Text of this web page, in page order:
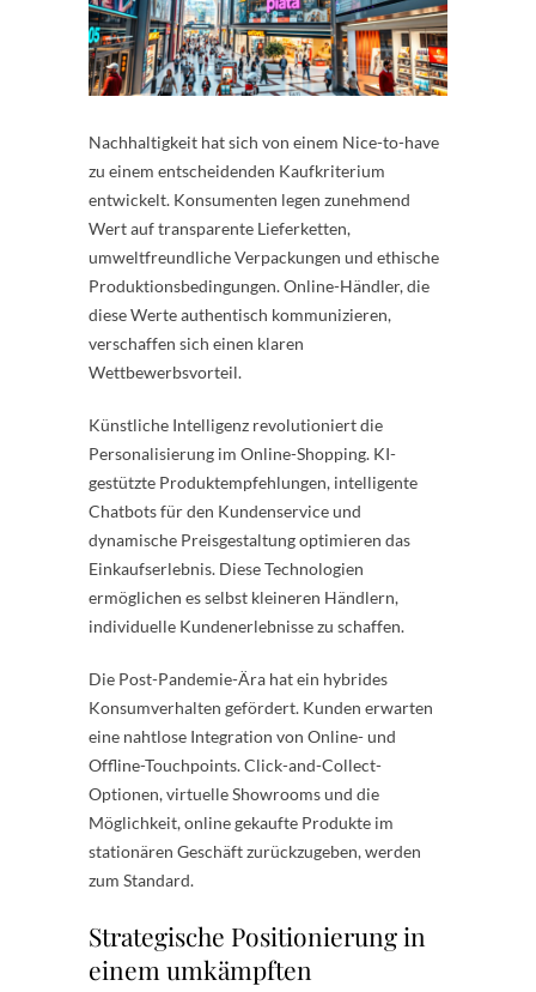
Nachhaltigkeit hat sich von einem Nice-to-have
zu einem entscheidenden Kaufkriterium
entwickelt. Konsumenten legen zunehmend
Wert auf transparente Lieferketten,
umweltfreundliche Verpackungen und ethische
Produktionsbedingungen. Online-Händler, die
diese Werte authentisch kommunizieren,
verschaffen sich einen klaren
Wettbewerbsvorteil.
Künstliche Intelligenz revolutioniert die
Personalisierung im Online-Shopping. KI-
gestützte Produktempfehlungen, intelligente
Chatbots für den Kundenservice und
dynamische Preisgestaltung optimieren das
Einkaufserlebnis. Diese Technologien
ermöglichen es selbst kleineren Händlern,
individuelle Kundenerlebnisse zu schaffen.
Die Post-Pandemie-Ära hat ein hybrides
Konsumverhalten gefördert. Kunden erwarten
eine nahtlose Integration von Online- und
Offline-Touchpoints. Click-and-Collect-
Optionen, virtuelle Showrooms und die
Möglichkeit, online gekaufte Produkte im
stationären Geschäft zurückzugeben, werden
zum Standard.
Strategische Positionierung in
einem umkämpften